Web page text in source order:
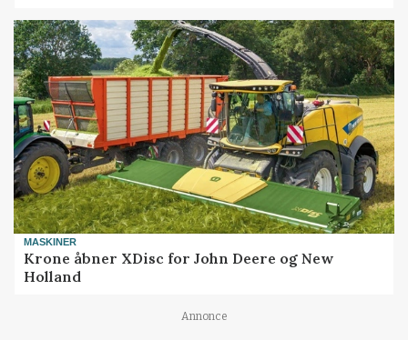
MASKINER
Krone åbner XDisc for John Deere og New
Holland
Annonce